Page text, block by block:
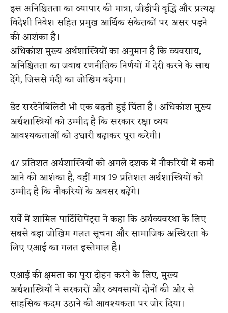
इस अनिश्चितता का व्यापार की मात्रा, जीडीपी वृद्धि और प्रत्यक्ष
विदेशी निवेश सहित प्रमुख आर्थिक संकेतकों पर असर पड़ने
की आशंका है।
अधिकांश मुख्य अर्थशास्त्रियों का अनुमान है कि व्यवसाय,
अनिश्चितता का जवाब रणनीतिक निर्णयों में देरी करने के साथ
देंगे, जिससे मंदी का जोखिम बढ़ेगा।
डेट सस्टेनेबिलिटी भी एक बढ़ती हुई चिंता है। अधिकांश मुख्य
अर्थशास्त्रियों को उम्मीद है कि सरकार रक्षा व्यय
आवश्यकताओं को उधारी बढ़ाकर पूरा करेगी।
47 प्रतिशत अर्थशास्त्रियों को अगले दशक में नौकरियों में कमी
आने की आशंका है, वहीं मात्र 19 प्रतिशत अर्थशास्त्रियों को
उम्मीद है कि नौकरियों के अवसर बढ़ेंगे।
सर्वे में शामिल पार्टिसिपेंट्स ने कहा कि अर्थव्यवस्था के लिए
सबसे बड़ा जोखिम गलत सूचना और सामाजिक अस्थिरता के
लिए एआई का गलत इस्तेमाल है।
एआई की क्षमता का पूरा दोहन करने के लिए, मुख्य
अर्थशास्त्रियों ने सरकारों और व्यवसायों दोनों की ओर से
साहसिक कदम उठाने की आवश्यकता पर जोर दिया।